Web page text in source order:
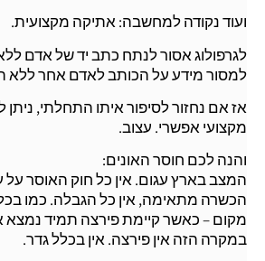
ועוד נקודה למחשבה: אתיקה מקצועית.
לגרפולוג אסור לנתח כתב יד של אדם
למסור מידע על הכותב לאדם אחר
אז אם נחזור לסיפור איתו התחלתי,
מקצועי אפשרי. עצוב.
והנה לכם חוסר האונים:
המצב בארץ עגום. אין כל חוק האוסר
הכשרה מתאימה, אין כל הגבלה. כמו
מקום – כאשר קיימת פירצה תמיד
במקרה הזה אין פירצה. אין בכלל גדר.